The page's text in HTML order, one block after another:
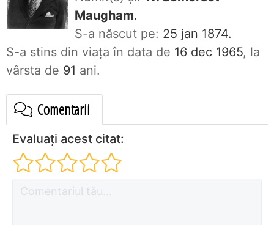
Maugham.
S-a născut pe: 25 jan 1874.
S-a stins din viaţa în data de 16 dec 1965, la
vârsta de 91 ani.
Comentarii
Evaluați acest citat: